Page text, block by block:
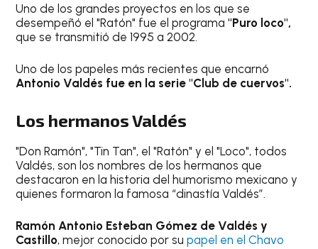
Uno de los grandes proyectos en los que se
desempeñó el "Ratón" fue el programa "Puro loco",
que se transmitió de 1995 a 2002.
Uno de los papeles más recientes que encarnó
Antonio Valdés fue en la serie "Club de cuervos".
Los hermanos Valdés
"Don Ramón", "Tin Tan", el "Ratón" y el "Loco", todos
Valdés, son los nombres de los hermanos que
destacaron en la historia del humorismo mexicano y
quienes formaron la famosa “dinastía Valdés”.
Ramón Antonio Esteban Gómez de Valdés y
Castillo, mejor conocido por supapel en el Chavo